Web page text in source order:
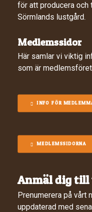
för att producera och
Sörmlands lustgård.
Medlemssidor
Här samlar vi viktig
som är
INFO FÖR
MEDLEMSSIDORNA
Anmäl dig
Prenumerera på vårt
uppdaterad med